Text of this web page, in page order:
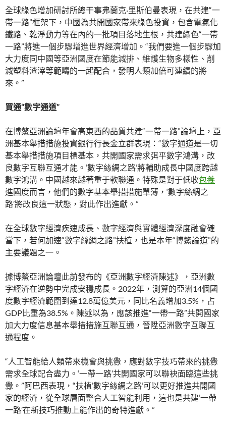
全球綠色增加研討所總干事弗蘭克·里斯伯曼表現，在共建“一
帶一路”框架下，中國為共開國家帶來綠色投資，包含電氣化
鐵路、乾淨動力等在內的一批項目落地生根，共建綠色“一帶
一路”將進一個步驟增進世界經濟增加。“我們要進一個步驟加
大力度同中國等亞洲國度在節能減排、維護生物多樣性、削
減塑料渣滓等範疇的一起配合，發明人類加倍可連續的將
來。”
買通“數字通道”
在博鰲亞洲論壇年會高東西的品質共建“一帶一路”論壇上，亞
洲基本舉措措施投資銀行行長金立群表現：“數字通道是一切
基本舉措措施項目標基本，共開國家需求弭平數字鴻溝，改
良數字互聯互通才能。‘數字絲綢之路’將輔助成長中國度跨越
數字鴻溝。中國越來越著重于軟聯通。特殊是對于低收包養
進國度而言，他們的數字基本舉措措施單薄，‘數字絲綢之
路’將改良這一狀態，對此作出進獻。”
在全球數字經濟疾速成長、數字經濟與實體經濟深度融會確
當下，若何加速“數字絲綢之路”扶植，也是本年“博鰲論道”的
主要議題之一。
據博鰲亞洲論壇此前發布的《亞洲數字經濟陳述》，亞洲數
字經濟在逆勢中完成安穩成長。2022年，測算的亞洲14個國
度數字經濟範圍到達12.8萬億美元，同比名義增加3.5%，占
GDP比重為38.5%。陳述以為，應該推進“一帶一路”共開國家
加大力度信息基本舉措措施互聯互通，晉陞亞洲數字互聯互
通程度。
“人工智能給人類帶來機會與挑釁，應對數字技巧帶來的挑釁
需求全球配合盡力。‘一帶一路’共開國家可以聯袂面臨這些挑
釁。”阿巴西表現，“扶植‘數字絲綢之路’可以更好推進共開國
家的經濟，從全球層面整合人工智能利用，這也是共建‘一帶
一路’在新技巧推動上能作出的奇特進獻。”